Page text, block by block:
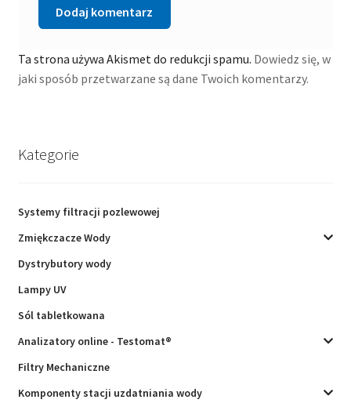
Ta strona używa Akismet do redukcji spamu. Dowiedz się, w
jaki sposób przetwarzane są dane Twoich komentarzy.
Kategorie
Systemy filtracji pozlewowej
Zmiękczacze Wody
Dystrybutory wody
Lampy UV
Sól tabletkowana
Analizatory online - Testomat®
Filtry Mechaniczne
Komponenty stacji uzdatniania wody